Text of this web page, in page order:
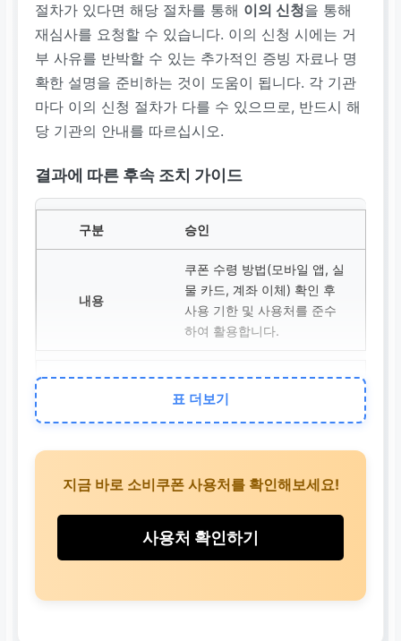
절차가 있다면 해당 절차를 통해 이의 신청을 통해
재심사를 요청할 수 있습니다. 이의 신청 시에는 거
부 사유를 반박할 수 있는 추가적인 증빙 자료나 명
확한 설명을 준비하는 것이 도움이 됩니다. 각 기관
마다 이의 신청 절차가 다를 수 있으므로, 반드시 해
당 기관의 안내를 따르십시오.
결과에 따른 후속 조치 가이드
승인
쿠폰 수령 방법(모바일 앱, 실
물 카드, 계좌 이체) 확인 후
사용 기한 및 사용처를 준수
하여 활용합니다.
보류/추가 서류 요청
요청된 추가 서류를 기한 내
기관에 문의합니다.
거부
표 더보기
지금 바로 소비쿠폰 사용처를 확인해보세요!
사용처 확인하기